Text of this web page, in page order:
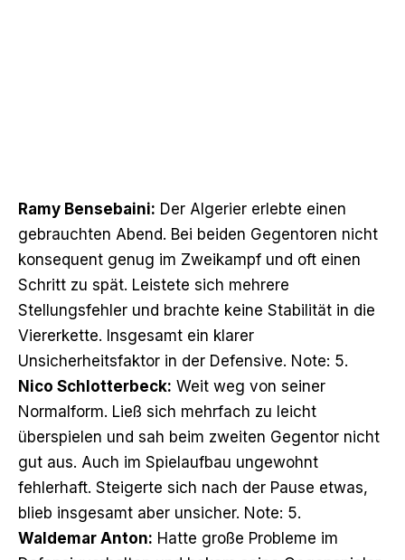
Ramy Bensebaini: Der Algerier erlebte einen
gebrauchten Abend. Bei beiden Gegentoren nicht
konsequent genug im Zweikampf und oft einen
Schritt zu spät. Leistete sich mehrere
Stellungsfehler und brachte keine Stabilität in die
Viererkette. Insgesamt ein klarer
Unsicherheitsfaktor in der Defensive. Note: 5.
Nico Schlotterbeck: Weit weg von seiner
Normalform. Ließ sich mehrfach zu leicht
überspielen und sah beim zweiten Gegentor nicht
gut aus. Auch im Spielaufbau ungewohnt
fehlerhaft. Steigerte sich nach der Pause etwas,
blieb insgesamt aber unsicher. Note: 5.
Waldemar Anton: Hatte große Probleme im